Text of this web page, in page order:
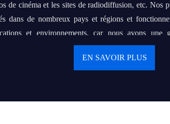
de cinéma et les sites de radiodiffusion, etc. Nos
dans de nombreux pays et régions et
et environnements, car nous avons une
mondiale qui peut aider des
EN SAVOIR PLUS